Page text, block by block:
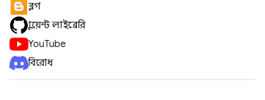
ব্লগ
ক্লায়েন্ট লাইব্রেরি
YouTube
বিরোধ